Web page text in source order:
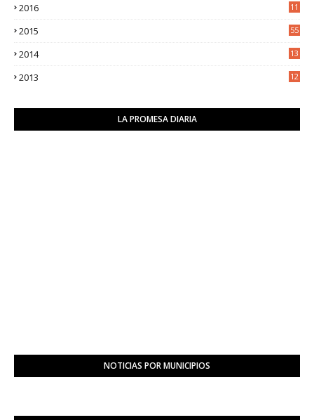
2016
11
2015 55
2014
13
2013
12
LA PROMESA DIARIA
NOTICIAS POR MUNICIPIOS